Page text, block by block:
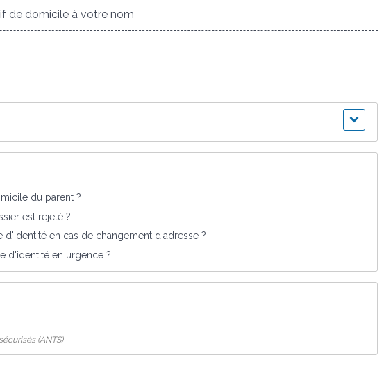
de domicile à votre nom
du parent ?
est rejeté ?
d'identité en cas de changement d'adresse ?
d'identité en urgence ?
(ANTS)